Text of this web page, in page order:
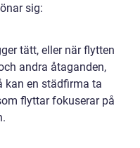
sig:
tätt, eller när flytten
andra åtaganden,
kan en städfirma ta
flyttar fokuserar på